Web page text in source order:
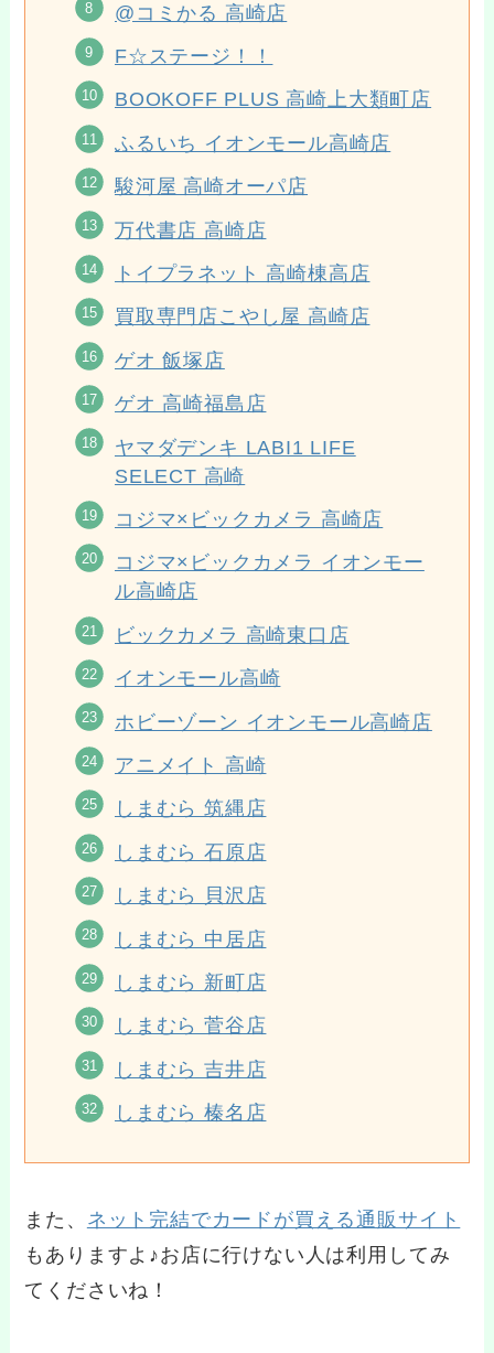
@コミかる 高崎店
F☆ステージ！！
BOOKOFF PLUS 高崎上大類町店
ふるいち イオンモール高崎店
駿河屋 高崎オーパ店
万代書店 高崎店
トイプラネット 高崎棟高店
買取専門店こやし屋 高崎店
ゲオ 飯塚店
ゲオ 高崎福島店
ヤマダデンキ LABI1 LIFE
SELECT 高崎
コジマ×ビックカメラ 高崎店
コジマ×ビックカメラ イオンモー
ル高崎店
ビックカメラ 高崎東口店
イオンモール高崎
ホビーゾーン イオンモール高崎店
アニメイト 高崎
しまむら 筑縄店
しまむら 石原店
しまむら 貝沢店
しまむら 中居店
しまむら 新町店
しまむら 菅谷店
しまむら 吉井店
しまむら 榛名店
また、 ネット完結でカードが買える通販サイト
もありますよ♪お店に行けない人は利用してみ
てくださいね！